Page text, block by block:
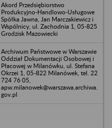
Akord Przedsiębiorstwo
Produkcyjno-Handlowo-Usługowe
Spółka Jawna, Jan Marczakiewicz i
Wspólnicy, ul. Zachodnia 1, 05-825
Grodzisk Mazowiecki
Archiwum Państwowe w Warszawie
Oddział Dokumentacji Osobowej i
Płacowej w Milanówku, ul. Stefana
Okrzei 1, 05-822 Milanówek, tel. 22
724 76 05,
apw.milanowek@warszawa.archiwa.
gov.pl